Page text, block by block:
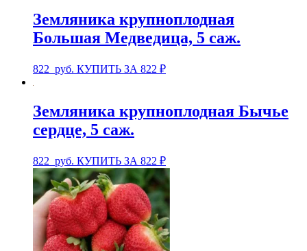
Земляника крупноплодная
Большая Медведица, 5 саж.
822 руб. КУПИТЬ ЗА 822 ₽
Земляника крупноплодная Бычье
сердце, 5 саж.
822 руб. КУПИТЬ ЗА 822 ₽